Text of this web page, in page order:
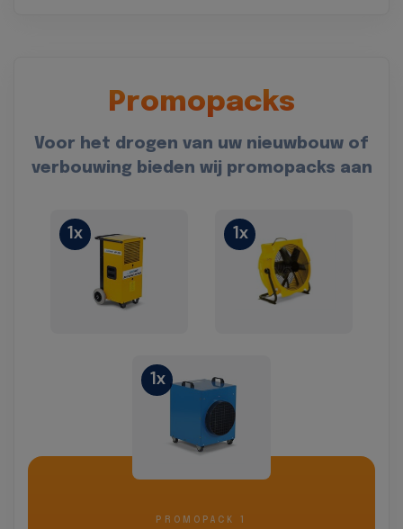
Promopacks
Voor het drogen van uw nieuwbouw of
verbouwing bieden wij promopacks aan
1x 1x
1x
PROMOPACK 1